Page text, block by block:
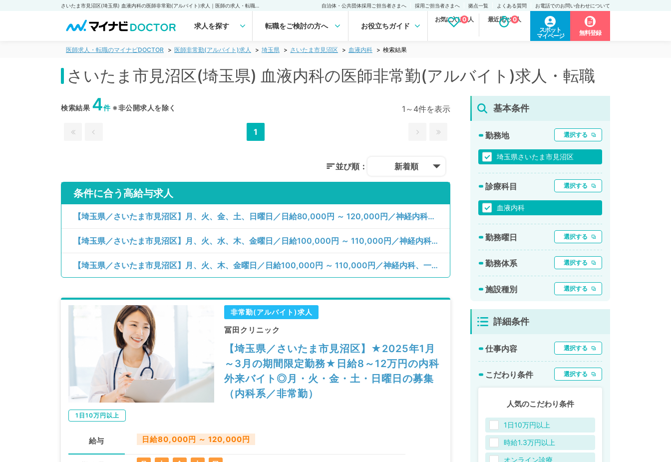
自治体・公共団体採用ご担当者さまへ 採用ご担当者さまへ 拠点一覧 よくある質問 お電話でのお問い合わせについて
求人を探す 転職をご検討の方へ お役立ちガイド
お気に入り求人
0 最近見た求人
0
スポット
マイページ
無料登録
医師求人・転職のマイナビDOCTOR 医師非常勤(アルバイト)求人 埼玉県 さいたま市見沼区 血液内科 検索結果
さいたま市見沼区(埼玉県) 血液内科の医師非常勤(アルバイト)求人・転職
検索結果 4件※非公開求人を除く 1～4件を表示
1
並び順： 新着順
条件に合う高給与求人
【埼玉県／さいたま市見沼区】月、火、金、土、日曜日／日給80,000円 ～ 120,000円／神経内科、一般内科、循環器内科、消化器内科、内分泌・代謝内科、腎臓内科、老年内科、血液内科／一般外来
【埼玉県／さいたま市見沼区】月、火、水、木、金曜日／日給100,000円 ～ 110,000円／神経内科、一般内科、循環器内科、呼吸器内科、消化器内科、内分泌・代謝内科、腎臓内科、老年内科、血液内科、膠原病科／訪問診療（居宅）、訪問診療（居宅）、訪問診療（施設）、訪問診療（施設）
【埼玉県／さいたま市見沼区】月、火、木、金曜日／日給100,000円 ～ 110,000円／神経内科、一般内科、循環器内科、呼吸器内科、消化器内科、内分泌・代謝内科、腎臓内科、老年内科、血液内科、膠原病科／訪問診療（居宅）、訪問診療（居宅）、訪問診療（施設）、訪問診療（施設）
非常勤(アルバイト)求人
冨田クリニック
【埼玉県／さいたま市見沼区】★2025年1月
～3月の期間限定勤務★日給8～12万円の内科
外来バイト◎月・火・金・土・日曜日の募集
（内科系／非常勤）
1日10万円以上
給与 日給80,000円 ～ 120,000円
基本条件
勤務地 選択する
埼玉県さいたま市見沼区
診療科目 選択する
血液内科
勤務曜日 選択する
勤務体系 選択する
施設種別 選択する
詳細条件
仕事内容 選択する
こだわり条件 選択する
人気のこだわり条件
1日10万円以上
時給1.3万円以上
オンライン診療